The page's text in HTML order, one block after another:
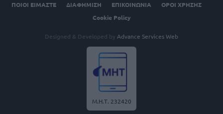
ΠΟΙΟΙ ΕΙΜΑΣΤΕ ΔΙΑΦΗΜΙΣΗ ΕΠΙΚΟΙΝΩΝΙΑ
ΟΡΟΙ ΧΡΗΣΗΣ
Cookie Policy
Designed & Developed by Advance Services Web
Μ.Η.Τ. 232420